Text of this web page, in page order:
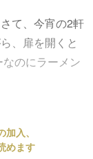
て、今宵の2軒
、扉を開くと
のにラーメン
入、
めます